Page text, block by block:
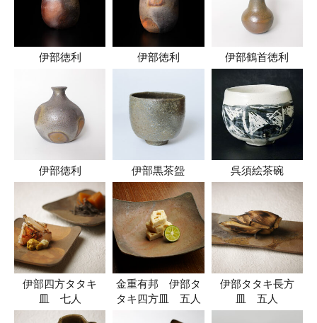
伊部徳利 伊部徳利 伊部鶴首徳利
伊部徳利 伊部黒茶盌 呉須絵茶碗
伊部四方タタキ
皿 七人
金重有邦 伊部タ
タキ四方皿 五人
伊部タタキ長方
皿 五人